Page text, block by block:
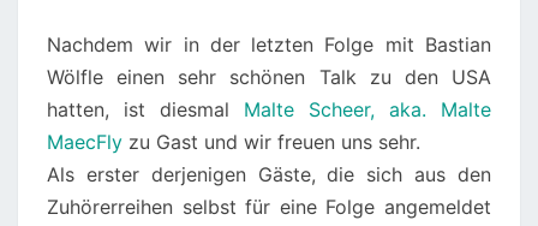
Nachdem wir in der letzten Folge mit Bastian
Wölfle einen sehr schönen Talk zu den USA
hatten, ist diesmal Malte Scheer, aka. Malte
MaecFly zu Gast und wir freuen uns sehr.
Als erster derjenigen Gäste, die sich aus den
Zuhörerreihen selbst für eine Folge angemeldet